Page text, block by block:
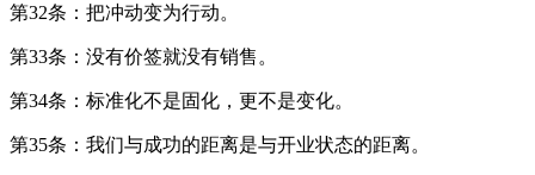
第32条：把冲动变为行动。
第33条：没有价签就没有销售。
第34条：标准化不是固化，更不是变化。
第35条：我们与成功的距离是与开业状态的距离。